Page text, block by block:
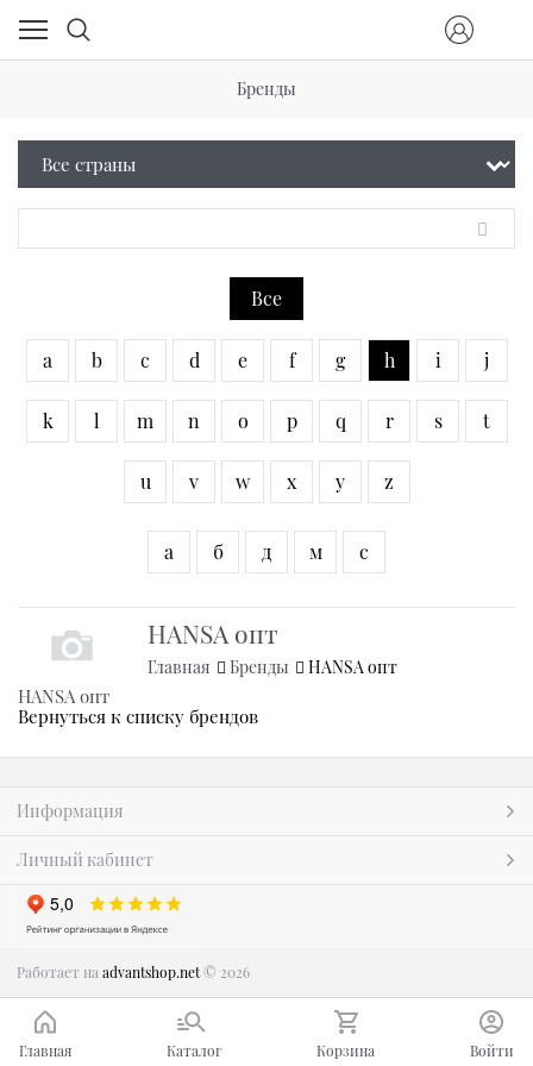
Бренды
Все
a b c d e f g h i j
k l m n o p q r s t
u v w x y z
а б д м с
HANSA опт
Главная Бренды HANSA опт
HANSA опт
Вернуться к списку брендов
Информация
Личный кабинет
Работает на advantshop.net© 2026
Главная Каталог Корзина Войти